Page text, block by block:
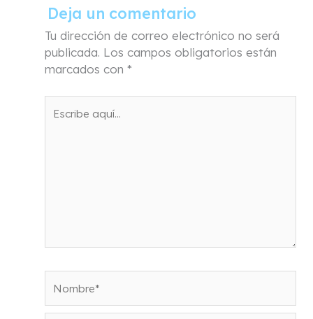
Deja un comentario
Tu dirección de correo electrónico no será
publicada. Los campos obligatorios están
marcados con *
aquí...